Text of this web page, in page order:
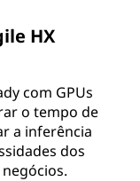
HX
com GPUs
o tempo de
a inferência
dos